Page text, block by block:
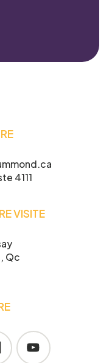
4111
VISITE
Qc
du CCEG.